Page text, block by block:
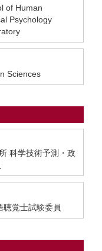
of Human
Psychology
Sciences
科学技術予測・政
覚士試験委員